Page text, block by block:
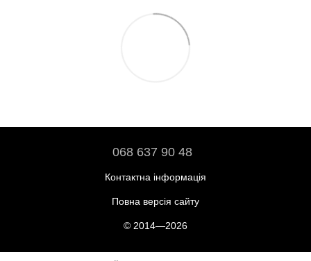
068 637 90 48
Контактна інформація
Повна версія сайту
© 2014—2026